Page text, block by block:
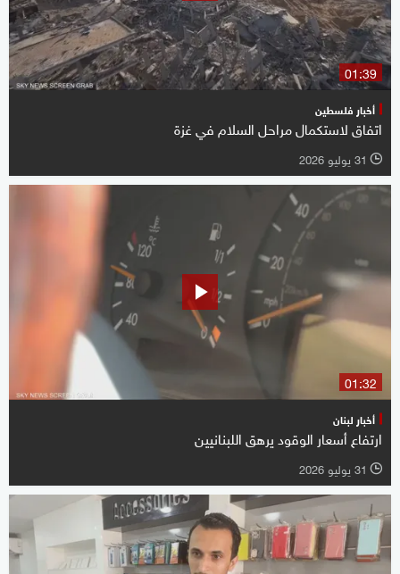
01:39
أخبار فلسطين
اتفاق لاستكمال مراحل السلام في غزة
l 31 يوليو 2026
01:32
أخبار لبنان
ارتفاع أسعار الوقود يرهق اللبنانيين
l 31 يوليو 2026